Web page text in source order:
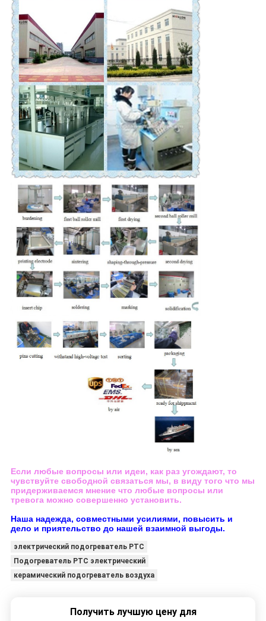
Если любые вопросы или идеи, как раз угождают, то
чувствуйте свободной связаться мы, в виду того что мы
придерживаемся мнение что любые вопросы или
тревога можно совершенно установить.
Наша надежда, совместными усилиями, повысить и
дело и приятельство до нашей взаимной выгоды.
электрический подогреватель PTC
Подогреватель PTC электрический
керамический подогреватель воздуха
Получить лучшую цену для